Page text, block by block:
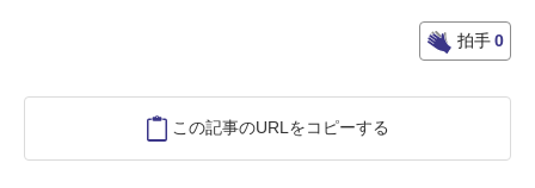
拍手0
この記事のURLをコピーする